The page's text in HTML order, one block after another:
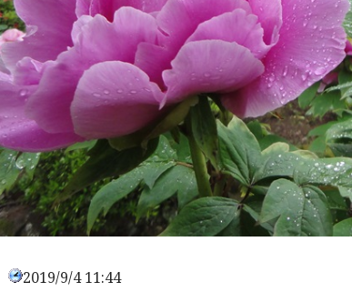
2019/9/4 11:44